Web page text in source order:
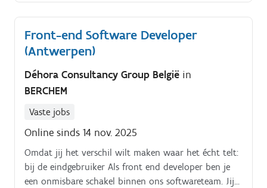
processen en applicaties.
Front-end Software Developer
(Antwerpen)
Déhora Consultancy Group België in
BERCHEM
Vaste jobs
Online sinds 14 nov. 2025
Omdat jij het verschil wilt maken waar het écht telt:
bij de eindgebruiker Als front end developer ben je
een onmisbare schakel binnen ons softwareteam. Jij